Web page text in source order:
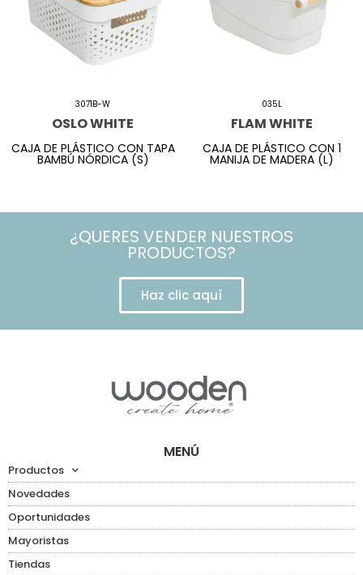
3071B-W
OSLO WHITE
CAJA DE PLÁSTICO CON TAPA
BAMBÚ NÓRDICA (S)
035L
FLAM WHITE
CAJA DE PLÁSTICO CON 1
MANIJA DE MADERA (L)
¿QUERES VENDER NUESTROS
PRODUCTOS?
Haz clic aquí
MENÚ
Productos
Novedades
Oportunidades
Mayoristas
Tiendas